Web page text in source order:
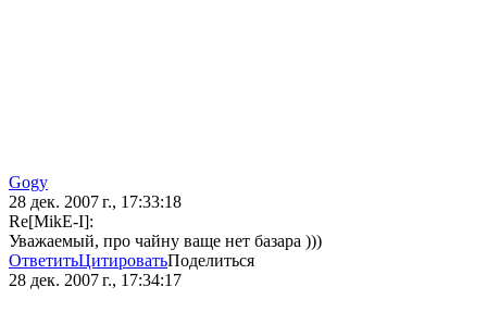
Gogy
28 дек. 2007 г., 17:33:18
Re[MikE-I]:
Уважаемый, про чайну ваще нет базара )))
ОтветитьЦитироватьПоделиться
28 дек. 2007 г., 17:34:17